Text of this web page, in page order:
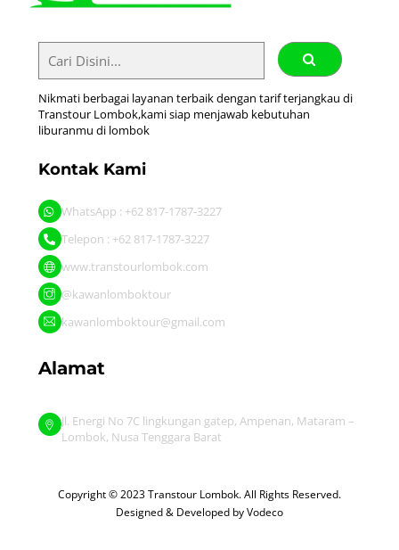
Nikmati berbagai layanan terbaik dengan tarif terjangkau di
Transtour Lombok,kami siap menjawab kebutuhan
liburanmu di lombok
Kontak Kami
WhatsApp : +62 817-1787-3227
Telepon : +62 817-1787-3227
www.transtourlombok.com
@kawanlomboktour
kawanlomboktour@gmail.com
Alamat
Jl. Energi No 7C lingkungan gatep, Ampenan, Mataram –
Lombok, Nusa Tenggara Barat
Copyright © 2023 Transtour Lombok. All Rights Reserved.
Designed & Developed byVodeco